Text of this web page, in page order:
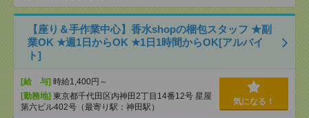
【座り＆手作業中心】香水shopの梱包スタッフ ★副
業OK ★週1日からOK ★1日1時間からOK[アルバイ
ト]
[給 与] 時給1,400円～
[勤務地] 東京都千代田区内神田2丁目14番12号 星屋
第六ビル402号（最寄り駅：神田駅）
気になる！